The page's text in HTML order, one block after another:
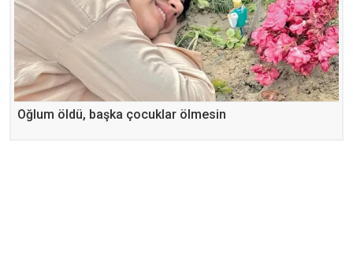
Oğlum öldü, başka çocuklar ölmesin